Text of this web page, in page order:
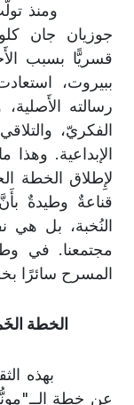
ومنذ تولَّت
قسريًّا بسبب
ببيروت،
رسالته
الفكريّ،
الإبداعية. وهذا
لإِطلاق الخطة
قناعةٌ وطيدةٌ
النُخبة، بل هي
مجتمعنا. في
المسرح سائرًا
الخطة
بهذه الثقة
عن خطة